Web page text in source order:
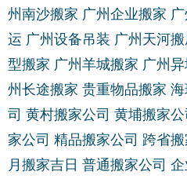
州南沙搬家 广州企业搬家
运 广州设备吊装 广州天河
型搬家 广州羊城搬家 广州
州长途搬家 贵重物品搬家
司 黄村搬家公司 黄埔搬家公
家公司 精品搬家公司 跨省
月搬家吉日 普通搬家公司